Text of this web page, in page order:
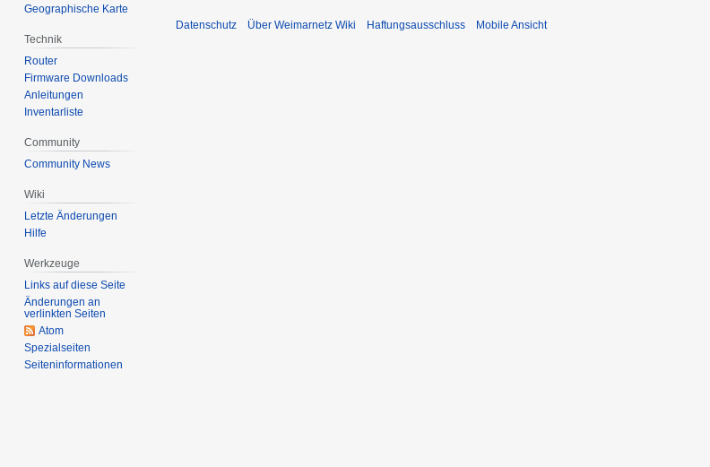
Geographische Karte
Technik
Router
Firmware Downloads
Anleitungen
Inventarliste
Community
Community News
Wiki
Letzte Änderungen
Hilfe
Werkzeuge
Links auf diese Seite
Änderungen an
verlinkten Seiten
Atom
Spezialseiten
Seiten­informationen
Datenschutz Über Weimarnetz Wiki Haftungsausschluss Mobile Ansicht